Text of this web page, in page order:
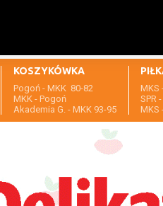
KOSZYKÓWKA
Pogoń - MKK 80-82
MKK - Pogoń
Akademia G. - MKK 93-95
MKS
SPR
MKS